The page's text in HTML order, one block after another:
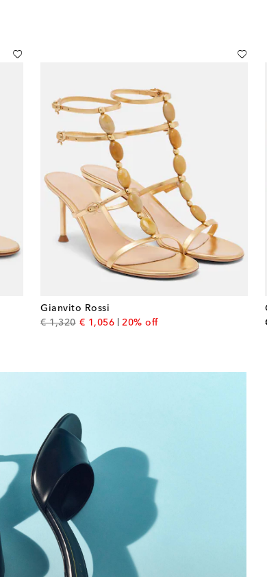
Gianvito Rossi
€ 1,320original price
€ 1,056discount price
20% off